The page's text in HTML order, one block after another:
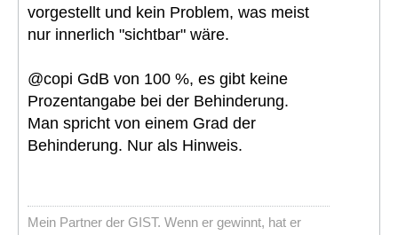
vorgestellt und kein Problem, was meist
nur innerlich "sichtbar" wäre.
@copi GdB von 100 %, es gibt keine
Prozentangabe bei der Behinderung.
Man spricht von einem Grad der
Behinderung. Nur als Hinweis.
Mein Partner der GIST. Wenn er gewinnt, hat er